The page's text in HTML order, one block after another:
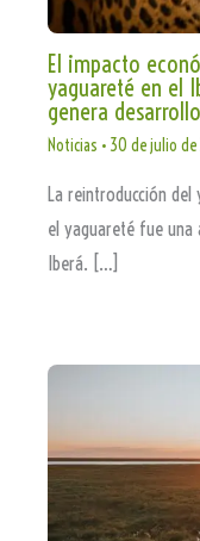
El impacto
yaguareté en el
genera desarrollo
Noticias • 30 de julio de
La reintroducción del
el yaguareté fue una
Iberá. […]